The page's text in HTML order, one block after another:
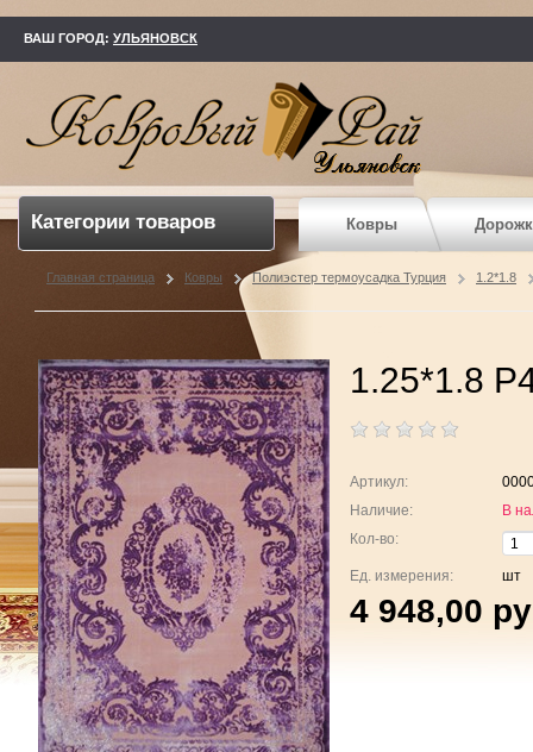
ВАШ ГОРОД: УЛЬЯНОВСК
Категории товаров Ковры
Главная страница Ковры Полиэстер термоусадка Турция 1.2*1.8
1.25*1.8
Артикул:
Наличие:
В
Кол-во:
Ед. измерения: шт
4 948,00